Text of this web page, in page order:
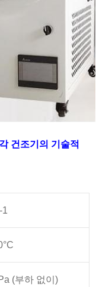
건조기의 기술적
1
(부하 없이)